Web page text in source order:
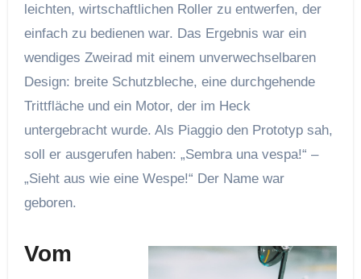
leichten, wirtschaftlichen Roller zu entwerfen, der
einfach zu bedienen war. Das Ergebnis war ein
wendiges Zweirad mit einem unverwechselbaren
Design: breite Schutzbleche, eine durchgehende
Trittfläche und ein Motor, der im Heck
untergebracht wurde. Als Piaggio den Prototyp sah,
soll er ausgerufen haben: „Sembra una vespa!“ –
„Sieht aus wie eine Wespe!“ Der Name war
geboren.
Vom